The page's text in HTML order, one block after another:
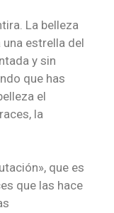
La belleza
estrella del
y sin
que has
el
la
que es
que las hace